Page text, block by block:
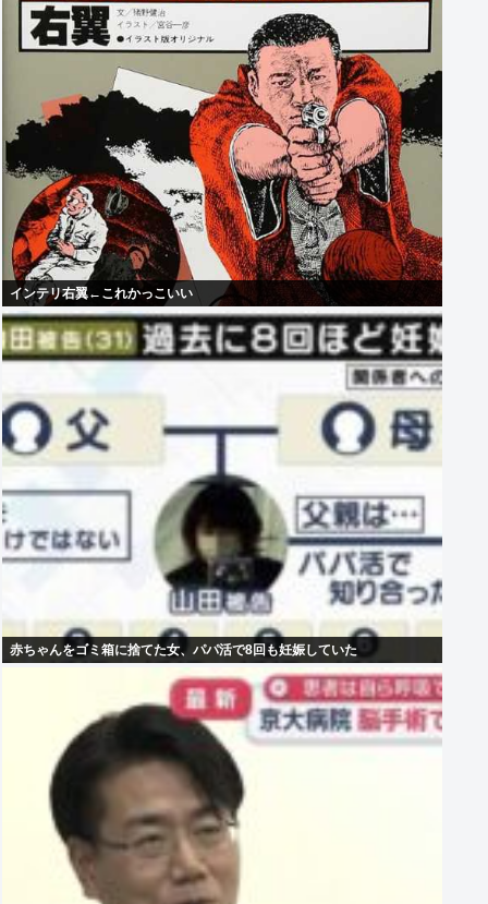
インテリ右翼←これかっこいい
赤ちゃんをゴミ箱に捨てた女、パパ活で8回も妊娠していた